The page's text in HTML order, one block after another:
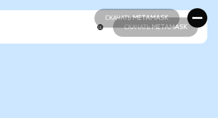
СКАЧАТЬ METAMASK
СКАЧАТЬ METAMASK
СКАЧАТЬ METAMASK